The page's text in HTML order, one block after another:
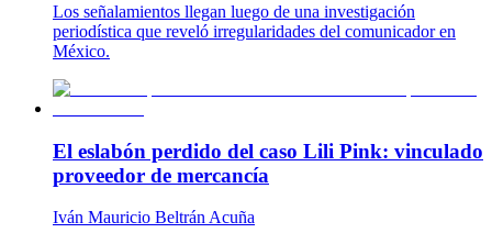
Los señalamientos llegan luego de una investigación
periodística que reveló irregularidades del comunicador en
México.
El eslabón perdido del caso Lili Pink: vinculado
proveedor de mercancía
Iván Mauricio Beltrán Acuña